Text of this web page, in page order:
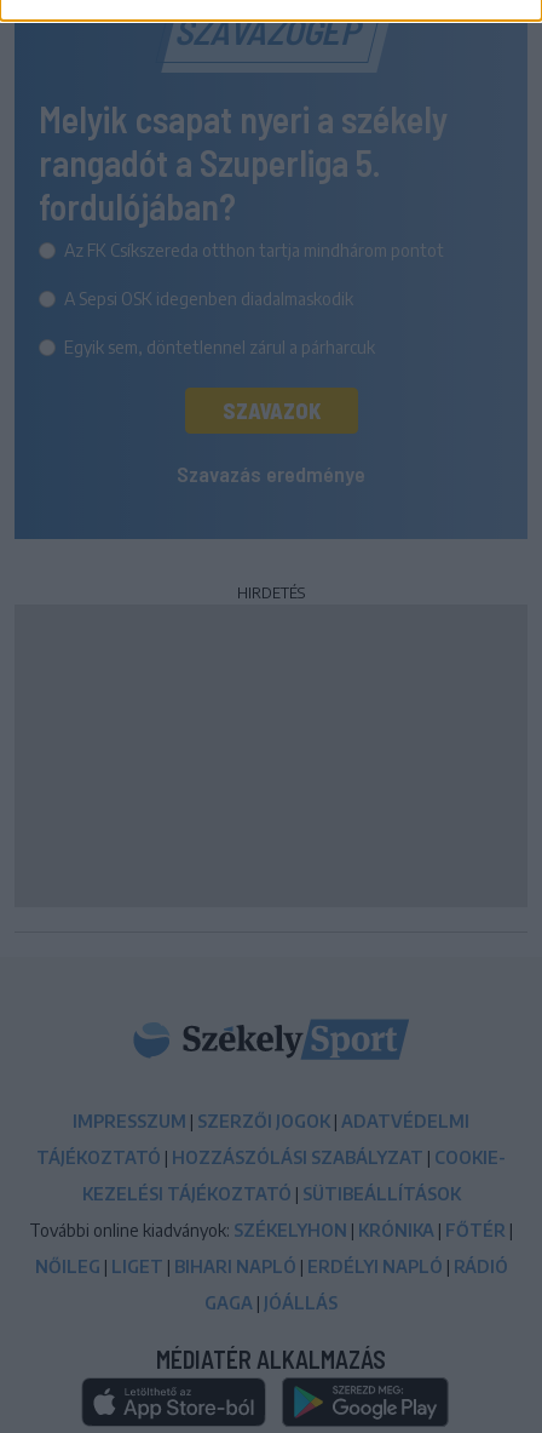
SZAVAZÓGÉP
Melyik csapat nyeri a székely
rangadót a Szuperliga 5.
fordulójában?
Az FK Csíkszereda otthon tartja mindhárom pontot
A Sepsi OSK idegenben diadalmaskodik
Egyik sem, döntetlennel zárul a párharcuk
SZAVAZOK
Szavazás eredménye
HIRDETÉS
IMPRESSZUM | SZERZŐI JOGOK | ADATVÉDELMI
TÁJÉKOZTATÓ | HOZZÁSZÓLÁSI SZABÁLYZAT | COOKIE-
KEZELÉSI TÁJÉKOZTATÓ | SÜTIBEÁLLÍTÁSOK
További online kiadványok: SZÉKELYHON | KRÓNIKA | FŐTÉR |
NŐILEG | LIGET | BIHARI NAPLÓ | ERDÉLYI NAPLÓ | RÁDIÓ
GAGA | JÓÁLLÁS
MÉDIATÉR ALKALMAZÁS